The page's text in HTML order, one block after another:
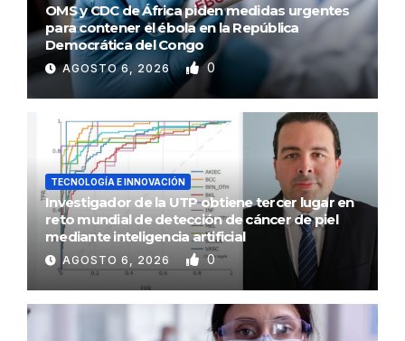
OMS y CDC de África piden medidas urgentes
para contener el ébola en la República
Democrática del Congo
AGOSTO 6, 2026 0
TECNOLOGÍA E INNOVACIÓN
Investigador de la UTP obtiene tercer lugar en
reto mundial de detección de cáncer de piel
mediante inteligencia artificial
AGOSTO 6, 2026 0